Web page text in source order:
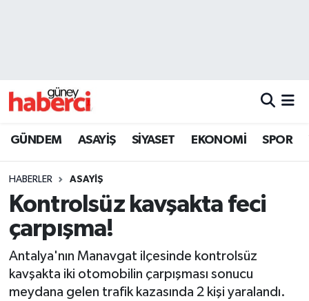
GÜNDEM ASAYİŞ SİYASET EKONOMİ SPOR
HABERLER ASAYİŞ
Kontrolsüz kavşakta feci
çarpışma!
Antalya'nın Manavgat ilçesinde kontrolsüz
kavşakta iki otomobilin çarpışması sonucu
meydana gelen trafik kazasında 2 kişi yaralandı.
Beyoğlu Trafik Yoğunluk Haritası
Son Dakika Haberleri
Haber Arşivi